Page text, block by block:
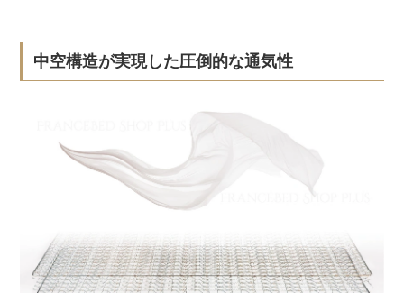
中空構造が実現した圧倒的な通気性